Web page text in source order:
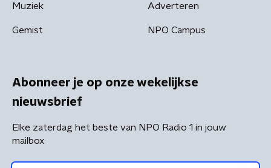
Muziek
Gemist
Adverteren
NPO Campus
Abonneer je op onze wekelijkse
nieuwsbrief
Elke zaterdag het beste van NPO Radio 1 in jouw
mailbox